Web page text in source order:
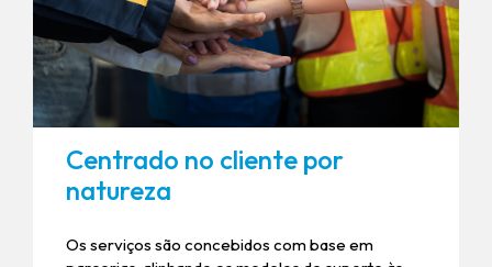
Centrado no cliente por
natureza
Os serviços são concebidos com base em